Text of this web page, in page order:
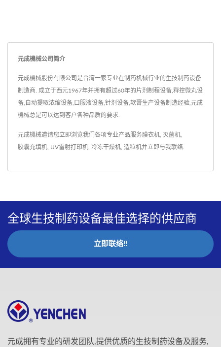
元成機械公司简介
元成機械股份有限公司是台湾一家专业在制药机械行业的生技制药设备
制造商. 成立于西元1967年并拥有超过60年的片剂制程设备,释控微丸设
备,自动提取浓缩设备,口服液设备,针剂设备,软膏生产设备制造经验,元成
機械总是可以达到客户各种品质的要求.
元成機械邀请您立即浏览我们各项专业产品服务膜衣机 灭菌机
胶囊充填机 UV雷射打印机 冷冻干燥机 造粒机并立即与我联络
全球生技制药设备最佳选择的供应商
立即联络!!
元成拥有专业的研发团队,提供优质的生技制药设备及服务,